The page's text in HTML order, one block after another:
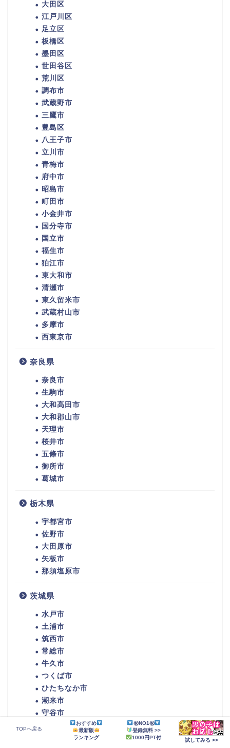
大田区
江戸川区
足立区
板橋区
墨田区
世田谷区
荒川区
調布市
武蔵野市
三鷹市
豊島区
八王子市
立川市
青梅市
府中市
昭島市
町田市
小金井市
国分寺市
国立市
福生市
狛江市
東大和市
清瀬市
東久留米市
武蔵村山市
多摩市
西東京市
奈良県
奈良市
生駒市
大和高田市
大和郡山市
天理市
桜井市
五條市
御所市
葛城市
栃木県
宇都宮市
佐野市
大田原市
矢板市
那須塩原市
茨城県
水戸市
土浦市
筑西市
常総市
牛久市
つくば市
ひたちなか市
潮来市
守谷市
TOPへ戻る
おすすめ
最新版
ランキング
㊗NO1㊗
登録無料 >>
1000円PT付
試してみる >>